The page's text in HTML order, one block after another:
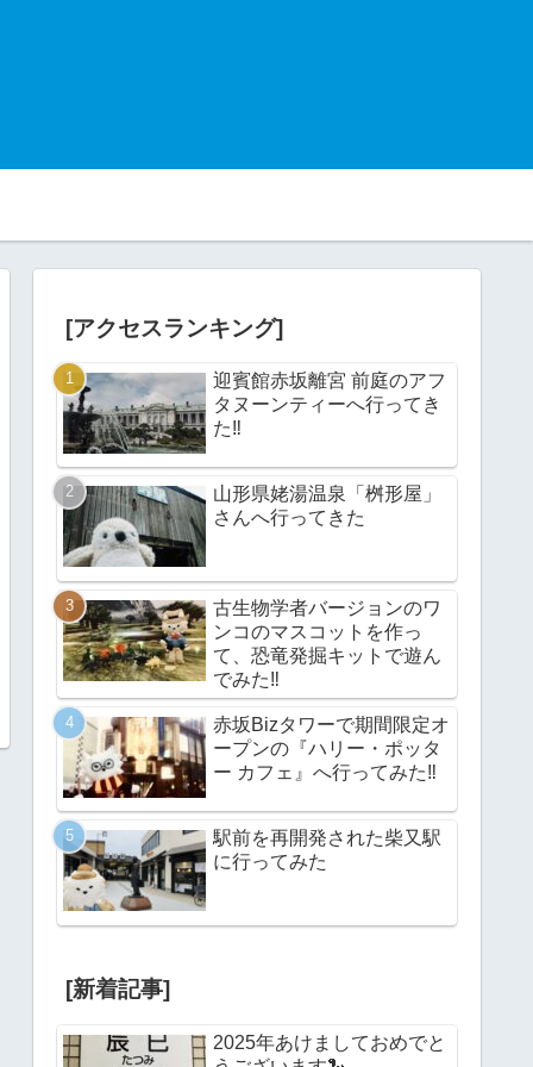
[アクセスランキング]
迎賓館赤坂離宮 前庭のアフ
タヌーンティーへ行ってき
た‼︎
山形県姥湯温泉「桝形屋」
さんへ行ってきた
古生物学者バージョンのワ
ンコのマスコットを作っ
て、恐竜発掘キットで遊ん
でみた‼︎
赤坂Bizタワーで期間限定オ
ープンの『ハリー・ポッタ
ー カフェ』へ行ってみた‼︎
駅前を再開発された柴又駅
に行ってみた
[新着記事]
2025年あけましておめでと